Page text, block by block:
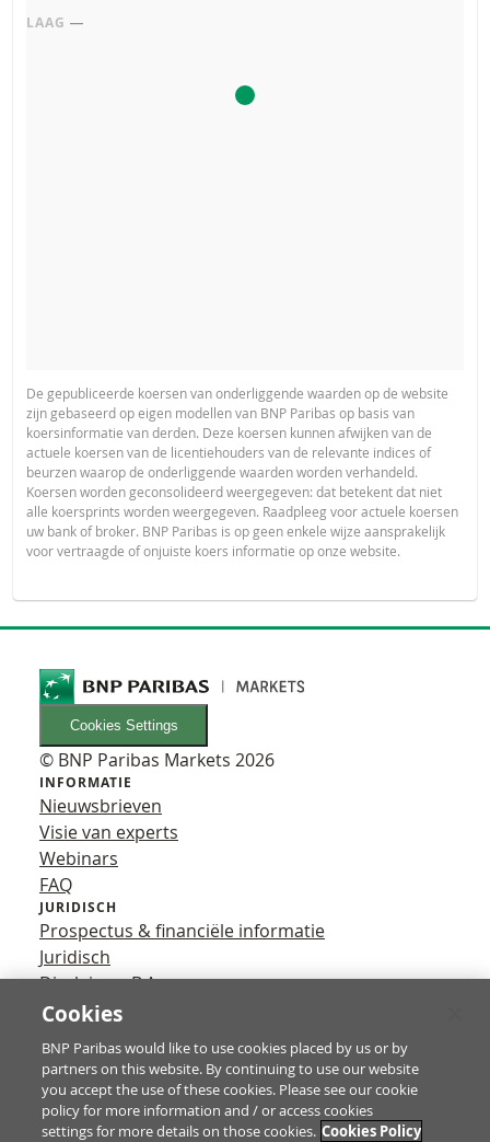
LAAG ―
De gepubliceerde koersen van onderliggende waarden op de website
zijn gebaseerd op eigen modellen van BNP Paribas op basis van
koersinformatie van derden. Deze koersen kunnen afwijken van de
actuele koersen van de licentiehouders van de relevante indices of
beurzen waarop de onderliggende waarden worden verhandeld.
Koersen worden geconsolideerd weergegeven: dat betekent dat niet
alle koersprints worden weergegeven. Raadpleeg voor actuele koersen
uw bank of broker. BNP Paribas is op geen enkele wijze aansprakelijk
voor vertraagde of onjuiste koers informatie op onze website.
Cookies Settings
© BNP Paribas Markets 2026
INFORMATIE
Nieuwsbrieven
Visie van experts
Webinars
FAQ
JURIDISCH
Prospectus & financiële informatie
Juridisch
Disclaimer B.A.
Privacy
YouTube
X
Contact
Cookies
BNP Paribas would like to use cookies placed by us or by
partners on this website. By continuing to use our website
you accept the use of these cookies. Please see our cookie
policy for more information and / or access cookies
settings for more details on those cookies. Cookies Policy